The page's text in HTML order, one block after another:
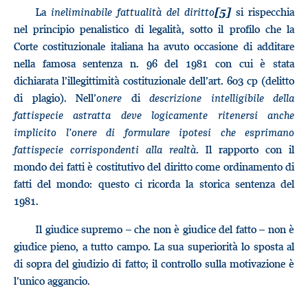
La ineliminabile fattualità del diritto[5]si rispecchia
nel principio penalistico di legalità, sotto il profilo che la
Corte costituzionale italiana ha avuto occasione di additare
nella famosa sentenza n. 96 del 1981 con cui è stata
dichiarata l’illegittimità costituzionale dell’art. 603 cp (delitto
di plagio). Nell’onere di descrizione intelligibile della
fattispecie astratta deve logicamente ritenersi anche
implicito l’onere di formulare ipotesi che esprimano
fattispecie corrispondenti alla realtà. Il rapporto con il
mondo dei fatti è costitutivo del diritto come ordinamento di
fatti del mondo: questo ci ricorda la storica sentenza del
1981.
Il giudice supremo – che non è giudice del fatto – non è
giudice pieno, a tutto campo. La sua superiorità lo sposta al
di sopra del giudizio di fatto; il controllo sulla motivazione è
l’unico aggancio.